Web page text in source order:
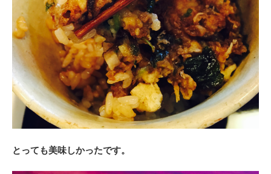
とっても美味しかったです。